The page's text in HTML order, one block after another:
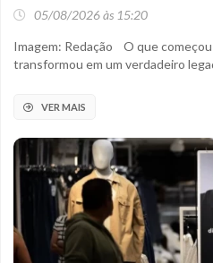
05/08/2026 às 15:20
Imagem: Redação O que
transformou em um verdadeiro
VER MAIS